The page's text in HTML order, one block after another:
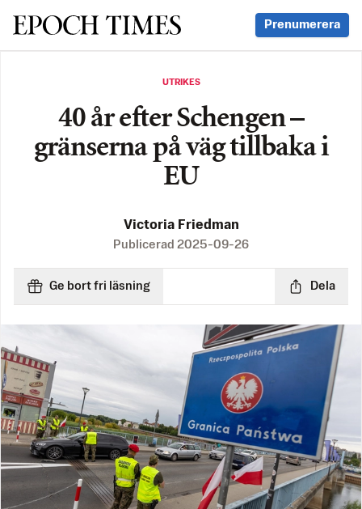
Svenska Epoch Times Prenumerera
UTRIKES
40 år efter Schengen –
gränserna på väg tillbaka i
EU
Victoria Friedman
Publicerad 2025-09-26
Ge bort fri läsning Dela